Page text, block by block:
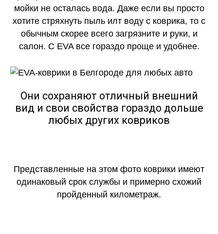
мойки не осталась вода. Даже если вы просто
хотите стряхнуть пыль илт воду с коврика, то с
обычным скорее всего загрязните и руки, и
салон. С EVA все гораздо проще и удобнее.
Они сохраняют отличный внешний
вид и свои свойства гораздо дольше
любых других ковриков
Представленные на этом фото коврики имеют
одинаковый срок службы и примерно схожий
пройденный километраж.